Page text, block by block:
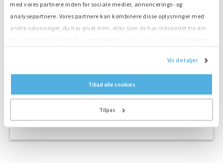
med vores partnere inden for sociale medier, annoncerings- og
analysepartnere. Vores partnere kan kombinere disse oplysninger med
andre oplysninger, du har givet dem, eller som de har indsamlet fra din
Vis detaljer
Tillad alle cookies
Tilpas
2. Tilbud
Få et konkurrencedygtigt tilbud
Start dit projekt nu